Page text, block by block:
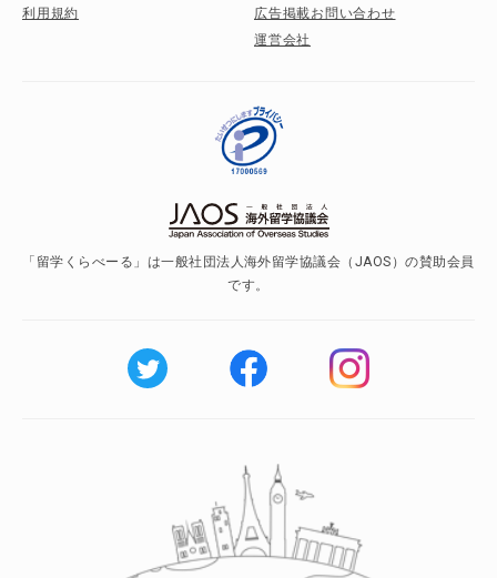
利用規約
広告掲載お問い合わせ
運営会社
「留学くらべーる」は一般社団法人海外留学協議会（JAOS）の賛助会員
です。